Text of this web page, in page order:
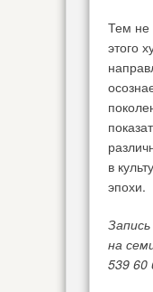
Тем не
этого
в
эпохи.
на
539 60